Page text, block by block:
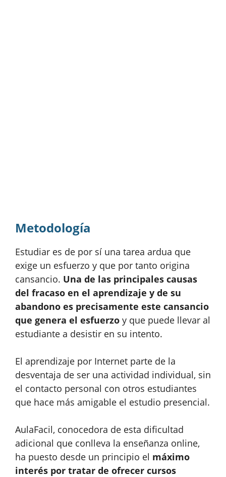
Metodología
Estudiar es de por sí una tarea ardua que
exige un esfuerzo y que por tanto origina
cansancio. Una de las principales causas
del fracaso en el aprendizaje y de su
abandono es precisamente este cansancio
que genera el esfuerzo y que puede llevar al
estudiante a desistir en su intento.
El aprendizaje por Internet parte de la
desventaja de ser una actividad individual, sin
el contacto personal con otros estudiantes
que hace más amigable el estudio presencial.
AulaFacil, conocedora de esta dificultad
adicional que conlleva la enseñanza online,
ha puesto desde un principio el máximo
interés por tratar de ofrecer cursos